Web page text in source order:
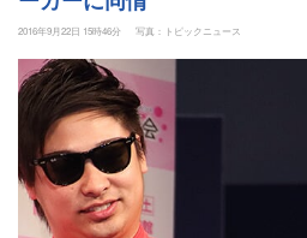
2016年9月22日 15時46分
写真：トピックニュース